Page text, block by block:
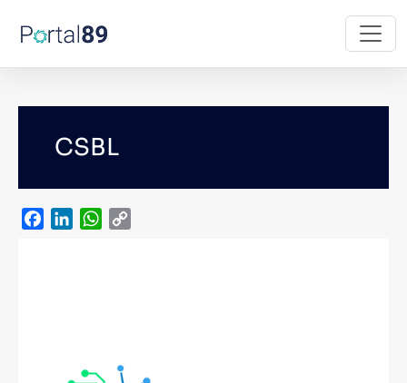
CSBL
Facebook
LinkedInWhatsApp